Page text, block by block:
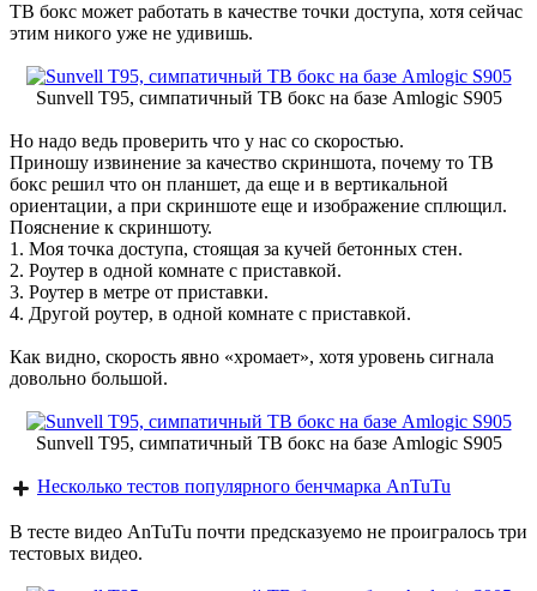
ТВ бокс может работать в качестве точки доступа, хотя сейчас
этим никого уже не удивишь.
Sunvell T95, симпатичный ТВ бокс на базе Amlogic S905
Но надо ведь проверить что у нас со скоростью.
Приношу извинение за качество скриншота, почему то ТВ
бокс решил что он планшет, да еще и в вертикальной
ориентации, а при скриншоте еще и изображение сплющил.
Пояснение к скриншоту.
1. Моя точка доступа, стоящая за кучей бетонных стен.
2. Роутер в одной комнате с приставкой.
3. Роутер в метре от приставки.
4. Другой роутер, в одной комнате с приставкой.
Как видно, скорость явно «хромает», хотя уровень сигнала
довольно большой.
Sunvell T95, симпатичный ТВ бокс на базе Amlogic S905
Несколько тестов популярного бенчмарка AnTuTu
В тесте видео AnTuTu почти предсказуемо не проигралось три
тестовых видео.